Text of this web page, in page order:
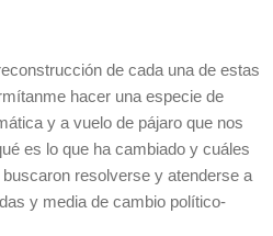
de cada una de estas
hacer una especie de
y a vuelo de pájaro que nos
es lo que ha cambiado y cuáles
resolverse y atenderse a
y media de cambio político-